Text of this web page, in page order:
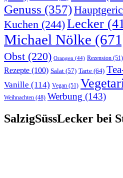
Genuss (357)
Kuchen (244)Lecker
Michael Nölke
Obst (220) Orangen (44) Rezension (51)
Rezepte (100) Salat (57) Tarte (64)
Vanille (114) Vegan (51)
Weihnachten (48) Werbung (143)
SalzigSüssLecker bei